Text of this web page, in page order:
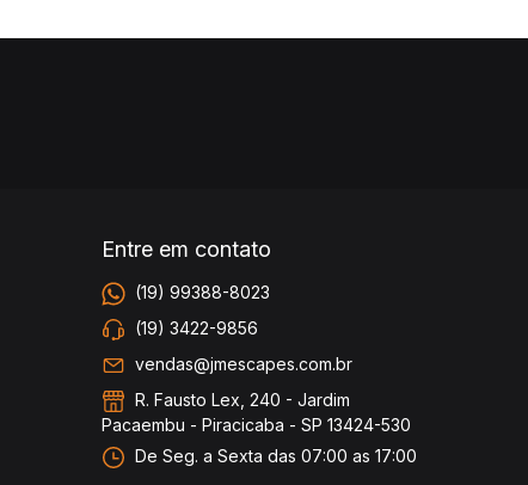
Entre em contato
(19) 99388-8023
(19) 3422-9856
vendas@jmescapes.com.br
R. Fausto Lex, 240 - Jardim
Pacaembu - Piracicaba - SP 13424-530
De Seg. a Sexta das 07:00 as 17:00